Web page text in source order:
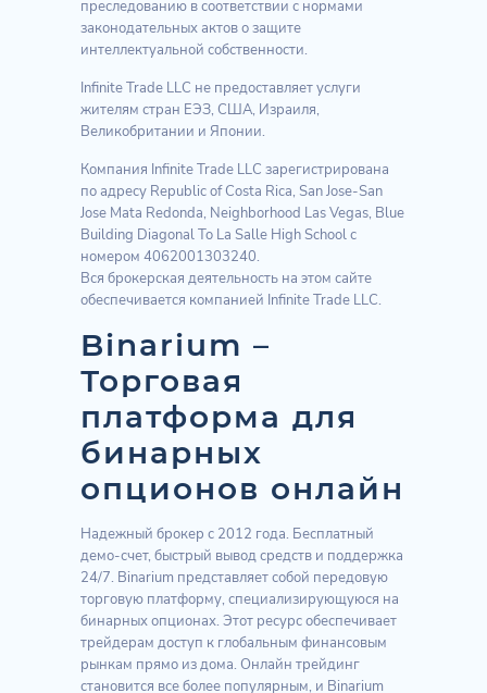
преследованию в соответствии с нормами
законодательных актов о защите
интеллектуальной собственности.
Infinite Trade LLC не предоставляет услуги
жителям стран ЕЭЗ, США, Израиля,
Великобритании и Японии.
Компания Infinite Trade LLC зарегистрирована
по адресу Republic of Costa Rica, San Jose-San
Jose Mata Redonda, Neighborhood Las Vegas, Blue
Building Diagonal To La Salle High School с
номером 4062001303240.
Вся брокерская деятельность на этом сайте
обеспечивается компанией Infinite Trade LLC.
Binarium –
Торговая
платформа для
бинарных
опционов онлайн
Надежный брокер с 2012 года. Бесплатный
демо-счет, быстрый вывод средств и поддержка
24/7. Binarium представляет собой передовую
торговую платформу, специализирующуюся на
бинарных опционах. Этот ресурс обеспечивает
трейдерам доступ к глобальным финансовым
рынкам прямо из дома. Онлайн трейдинг
становится все более популярным, и Binarium